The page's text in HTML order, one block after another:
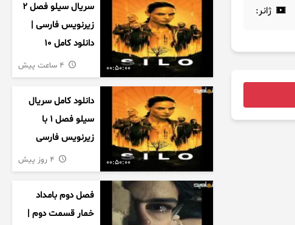
ژانر:
00:50:00
سریال سیلو فصل ۲
زیرنویس فارسی |
دانلود کامل ۱۰
قسمت
00:50:00
دانلود کامل سریال
سیلو فصل ۱ با
زیرنویس فارسی
فصل دوم بامداد
خمار قسمت دوم |